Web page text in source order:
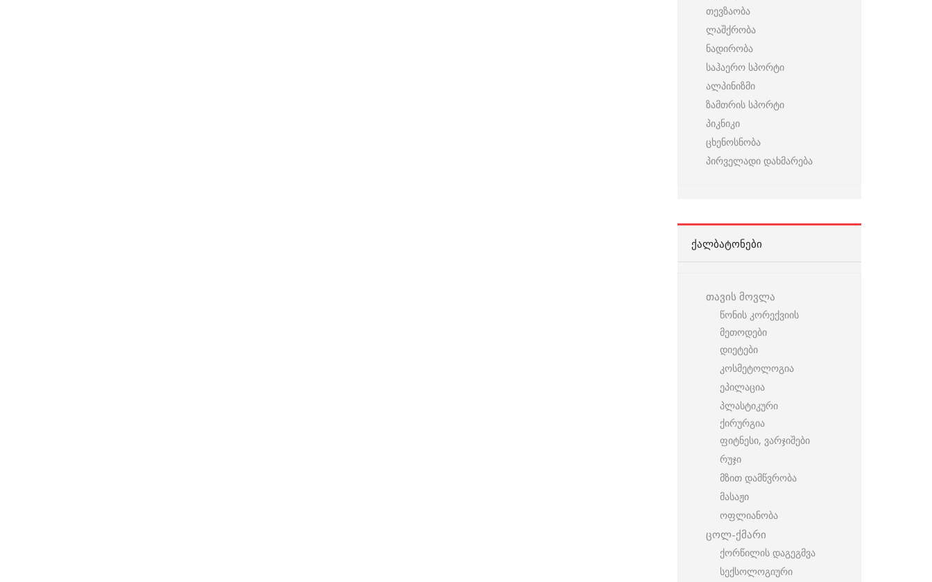
თევზაობა
ლაშქრობა
ნადირობა
საჰაერო სპორტი
ალპინიზმი
ზამთრის სპორტი
პიკნიკი
ცხენოსნობა
პირველადი დახმარება
ᲥᲐᲚᲑᲐᲢᲝᲜᲔᲑᲘ
თავის მოვლა
წონის კორექვიის
მეთოდები
დიეტები
კოსმეტოლოგია
ეპილაცია
პლასტიკური
ქირურგია
ფიტნესი, ვარჯიშები
რუჯი
მზით დამწვრობა
მასაჟი
ოფლიანობა
ცოლ-ქმარი
ქორწილის დაგეგმვა
სექსოლოგიური